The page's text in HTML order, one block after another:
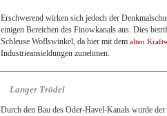
Erschwerend wirken sich jedoch der
einigen Bereichen des Finowkanals aus. Dies
Schleuse Woflswinkel, da hier mit dem alten
Industrieansieldungen zunehmen.
Langer Trödel
Durch den Bau des Oder-Havel-Kanals wurde der